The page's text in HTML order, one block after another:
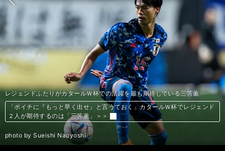
バ
2002年日韓Ｗ杯初戦。日本代表のベルギー戦メンバー
【日韓Ｗ杯から20年】熱狂の2002年ワールドカップ。日本の４試合は
「ヨーロッパの下部リーグのような試合だった」＞＞
日本がＷ杯初勝利を挙げた、ロシア戦のメンバー
【日韓Ｗ杯から20年】熱狂の2002年ワールドカップ。日本の４試合は
「ヨーロッパの下部リーグのような試合だった」＞＞
日本がグループ１位突破を決めた、チュニジア戦のメンバー
【日韓Ｗ杯から20年】2002年ワールドカップの日本の４試合。日本らし
さの否定による勝利とトルシエの謎采配＞＞
先発の２トップを変えた日本。ラウンド16のトルコ戦のメンバー
【日韓Ｗ杯から20年】2002年ワールドカップの日本の４試合。日本らし
さの否定による勝利とトルシエの謎采配＞＞
2002年日韓Ｗ杯初戦のベルギー戦で同点ゴールを決めた鈴木隆行
【日韓Ｗ杯から20年】熱狂の2002年ワールドカップ。日本の４試合は
「ヨーロッパの下部リーグのような試合だった」＞＞
photo by Rokukawa Norio
ロシア戦で決勝ゴールを決めた稲本潤一
【日韓Ｗ杯から20年】熱狂の2002年ワールドカップ。日本の４試合は
「ヨーロッパの下部リーグのような試合だった」＞＞
photo by Rokukawa Norio
フェイスガードをつけて奮闘した宮本恒靖
【日韓Ｗ杯から20年】熱狂の2002年ワールドカップ。日本の４試合は
「ヨーロッパの下部リーグのような試合だった」＞＞
photo by Rokukawa Norio
2002年日韓Ｗ杯。決勝トーナメントに進出した日本はトルコと対戦した
【日韓Ｗ杯から20年】2002年ワールドカップの日本の４試合。日本らし
さの否定による勝利とトルシエの謎采配＞＞
photo by Getty Images
チュニジア戦で決勝ゴールを決めた森島寛晃
【日韓Ｗ杯から20年】2002年ワールドカップの日本の４試合。日本らし
さの否定による勝利とトルシエの謎采配＞＞
photo by Rokukawa Norio
2002年日韓Ｗ杯で活躍が目立った11人
【日韓Ｗ杯から20年】2002年のワールドカップでベスト11人＆期待外れ
だった11人を選出。豪華に見えるのはどちらか＞＞
2002年日韓Ｗ杯で期待外れに終わった11人
【日韓Ｗ杯から20年】2002年のワールドカップでベスト11人＆期待外れ
だった11人を選出。豪華に見えるのはどちらか＞＞
2002年日韓Ｗ杯得点王のロナウド
【日韓Ｗ杯から20年】2002年のワールドカップでベスト11人＆期待外れ
だった11人を選出。豪華に見えるのはどちらか＞＞
photo by Getty Images
優勝トロフィーを掲げる、ブラジルのキャプテン・カフー
【日韓Ｗ杯から20年】2002年のワールドカップでベスト11人＆期待外れ
だった11人を選出。豪華に見えるのはどちらか＞＞
photo by Rokukawa Norio
大会MVPに選ばれた、オリバー・カーン
【日韓Ｗ杯から20年】2002年のワールドカップでベスト11人＆期待外れ
だった11人を選出。豪華に見えるのはどちらか＞＞
photo by Rokukawa Norio
ドイツを決勝まで導いたミヒャエル・バラック
【日韓Ｗ杯から20年】2002年のワールドカップでベスト11人＆期待外れ
だった11人を選出。豪華に見えるのはどちらか＞＞
photo by Rokukawa Norio
熱狂的な人気を呼んだ、デビッド・ベッカム
【日韓Ｗ杯から20年】2002年のワールドカップでベスト11人＆期待外れ
だった11人を選出。豪華に見えるのはどちらか＞＞
photo by Rokukawa Norio
韓国のベスト４躍進に貢献したアン・ジョンファン
【日韓Ｗ杯から20年】2002年のワールドカップでベスト11人＆期待外れ
だった11人を選出。豪華に見えるのはどちらか＞＞
photo by Rokukawa Norio
2002年日韓Ｗ杯はケガで活躍できなかったジダン
【日韓Ｗ杯から20年】2002年のワールドカップでベスト11人＆期待外れ
だった11人を選出。豪華に見えるのはどちらか＞＞
photo by Getty Images
活躍ができず期待外れに終わった、フランスのアンリ
【日韓Ｗ杯から20年】2002年のワールドカップでベスト11人＆期待外れ
だった11人を選出。豪華に見えるのはどちらか＞＞
photo by Rokukawa Norio
点取り屋のラウール・ゴンサレスもスペインを上位に導けなかった
【日韓Ｗ杯から20年】2002年のワールドカップでベスト11人＆期待外れ
だった11人を選出。豪華に見えるのはどちらか＞＞
photo by Rokukawa Norio
イタリアの中心として注目されたフランチェスコ・トッティ
【日韓Ｗ杯から20年】2002年のワールドカップでベスト11人＆期待外れ
だった11人を選出。豪華に見えるのはどちらか＞＞
photo by Rokukawa Norio
2002年Ｗ杯について振り返る戸田和幸氏
戸田和幸「最初は強く断った」ボランチ転向。赤髪モヒカン姿で日韓W杯
へ挑んだ理由 ＞＞
photo by Fujimaki Goh
2002年Ｗ杯初戦のベルギー戦に挑んだ日本代表。後列一番左が戸田
戸田和幸「最初は強く断った」ボランチ転向。赤髪モヒカン姿で日韓W杯
へ挑んだ理由 ＞＞
photo by AFP/AFLO
トルシエ監督の代名詞「フラット３」について語る戸田和幸氏
戸田和幸「Ｗ杯中も楽しいとか思ったことがない」。日韓Ｗ杯でエリート
とそうでない選手との差も感じていた ＞＞
photo by Fujimaki Goh
体を張ってロシアの攻撃を封じていた戸田
戸田和幸「Ｗ杯中も楽しいとか思ったことがない」。日韓Ｗ杯でエリート
とそうでない選手との差も感じていた ＞＞
photo by REUTERS/AFLO
決勝トーナメント１回戦、トルコに敗れて悔しさを露わにする戸田
トルシエ監督が奇策に出た日韓Ｗ杯のトルコ戦。戸田和幸は「今だから言
えるが、自分を代えればよかった」 ＞＞
photo by Press Association/AFLO
トルシエ監督が奇策に出た日韓Ｗ杯のトルコ戦。戸田和幸は「今だから言
えるが、自分を代えればよかった」 ＞＞
photo by Fujimaki Goh
1993年に日本で開催されたＵ－17世界選手権に出場した宮本恒靖（後列一
番右）
宮本恒靖が驚きと緊張感で「うわっ、出るのか」。初のW杯の舞台は「体
にまとわりつくような空気を感じた」＞＞
photo by AFLO
2002年日韓Ｗ杯について振り返る宮本恒靖氏
宮本恒靖が驚きと緊張感で「うわっ、出るのか」。初のW杯の舞台は「体
にまとわりつくような空気を感じた」＞＞
photo by Sano Miki
宮本恒靖が明かす「フラット３」の裏話。トルシエ監督には伝えず「微調
整」していた＞＞
photo by Sano Miki
Ｗ杯初勝利を飾ってDF陣たちと喜びを分かち合う宮本（右から２人目）
宮本恒靖が明かす「フラット３」の裏話。トルシエ監督には伝えず「微調
整」していた＞＞
photo by Getty images
宮本恒靖のトレードマークとなっていた黒マスク
「バットマン」と呼ばれた宮本恒靖。話題のフェイスガードの知られざる
真実＞＞
photo by Press Association/AFLO
「バットマン」と呼ばれた宮本恒靖。話題のフェイスガードの知られざる
真実＞＞
photo by Sano Miki
2002年Ｗ杯の得点王となったロナウド（ブラジル）
超リッチなロナウド、バイエルン復帰のカーン…2002年Ｗ杯決勝両軍の
スターたちはいま＞＞
illustration by Yamazoe Toshio
木村和司氏（左）と金田喜稔氏（右）
金田喜稔×木村和司対談「トルシエのことは好かんかったけど、言ってい
ることは正しかった」＞＞
photo by Takahashi Manabu
今や日本代表の大半が海外でプレー。レジェンドふたりは「それが日本サッ
カーの進歩の証」と口をそろえる
金田喜稔×木村和司対談「トルシエのことは好かんかったけど、言ってい
ることは正しかった」＞＞
photo by Sueishi Naoyoshi
レジェンドふたりがカタールＷ杯での活躍を最も期待している三笘薫
「ポイチに『もっと早く出せ』と言うておく」カタールＷ杯でレジェンド
２人が期待するのは「三笘薫」＞＞
photo by Sueishi Naoyoshi
木村和司氏（左）と金田喜稔氏（右）
「ポイチに『もっと早く出せ』と言うておく」カタールＷ杯でレジェンド
２人が期待するのは「三笘薫」＞＞
photo by Takahashi Manabu
日本でも多くの女性ファンにアピールしたイルハン・マンスズ（トルコ）
母国を追われたハカン・シュクル、うつ病を告白のドノバン…2002年の
人気者たちはいま＞＞
photo by AFLO
トルコ戦では西澤明訓（後列右から３番目）と三都主アレサンドロ（前列左
から２番目）の２トップで臨んだ日本代表
明神智和が明かす20年前のトルコ戦の悔恨。違う結果になったかもしれな
いワンプレー＞＞
photo by Getty Images
明神智和はトルコ戦でも体を投げ出して懸命にプレーしたが...
明神智和が20年前の日本代表の準備の甘さを吐露。「トルコ戦に向けて死
に物狂いだったかというと、ノーだと思う」＞＞
photo by Getty Images
日韓Ｗ杯で日本代表の初勝利、初のグループリーグ突破へ大いに貢献した明
神智和
明神智和が語る日本サッカーの進歩。「異常」な状態にあった20年前から
世界のスタンダードに到達した＞＞
photo by Getty Images
2002年Ｗ杯決勝の笛を吹いたピエルルイジ・コッリーナ主審（イタリア）
マイケル・オーウェン、クリスティアン・ヴィエリ、そして審判界のヒー
ローとヒールはいま＞＞
photo by Yamazoe Toshio
日韓Ｗ杯時は金髪だった当時22歳の稲本潤一
稲本潤一が20年前の日本代表メンバーを回想。バチバチのライバル関係や
中村俊輔の落選など、どう感じていたのか＞＞
photo by AFLO
中田英寿と稲本潤一は学年で３年違い
稲本潤一が振り返る日韓Ｗ杯のチーム内事情。中田英寿との関係性や「ピ
カイチ」と絶賛した選手との連係＞＞
photo by AFLO
コロナ禍を経て、スタジアムに観客が戻ってきた
産業としての日本サッカーは想像以上の成長。日韓Ｗ杯から20年でこう変
わった＞＞
photo by Sano Miki
日韓Ｗ杯で正GKを務めた楢﨑正剛
楢﨑正剛がトルシエ監督に抱いた第一印象。「馬鹿にされているような。
腹立たしく思うことは結構あった」＞＞
photo by AFLO
雨の降る宮城スタジアムでトルコ戦後の楢﨑正剛
楢﨑正剛はベルギー戦後、トルシエ監督にこっぴどく怒られた。「ケチョ
ンケチョンに言われた。だけど…」＞＞
photo by AFLO
日韓Ｗ杯における日本代表メンバーの選考について語る山本昌邦氏
山本昌邦が振り返る20年前の長い夜。2002年日韓Ｗ杯の日本代表メンバ
ーはこうして決まった＞＞
photo by Sano Miki
決勝トーナメント１回戦のトルコ戦でトルシエ監督は「奇策」を打ったが...
トルシエ監督の「奇策」の真相。山本昌邦が日韓Ｗ杯トルコ戦で三都主と
西澤明訓を抜擢した理由を明かす＞＞
photo by Getty Images
前回のロシア大会ではＷ杯８強入りへあと一歩まで迫った日本代表
山本昌邦が森保ジャパンに望むこと。「大事なのはいい選手を集めるよ
り、結束力」＞＞
photo by Getty Images
横浜国際競技場で優勝カップを掲げるブラジル代表のカフー
「なぜブラジルが世界の頂点に立つことができたのか」。あの日から20
年、チームスタッフが見た2002年W杯優勝までの道のり＞＞
photo by Reuters／AFLO
大会得点王となったロナウド。その髪型は日本では「大五郎カット」と呼ば
れた
ロナウドが準決勝前に髪型を変えた本当の理由とは？ 今、明かされる
2002年Ｗ杯優勝、ブラジル代表秘話＞＞
photo by Reuter／ AFLO
1997年のＷ杯アジア最終予選で活躍したFW岡野雅行
中村憲剛＆佐藤寿人が振り返る、思い出のワールドカップ。「岡野！なん
でパスしてるんだよ！」＞＞
photo by AFLO
2006年ドイツ大会の日本代表メンバーを発表するジーコ監督
中村憲剛と佐藤寿人がワールドカップに行けると思った時は？「タマーダ
のあとがマキじゃなくて…」＞＞
photo by AFLO
オシム監督の名言「まだ古い井戸の中に水が残っている」
中村憲剛＆佐藤寿人が語る、オシムとザッケローニ。「人生で初めて監督
に直談判しに行こうと思った」＞＞
photo by AFLO
南アフリカＷ杯のパラグアイ戦に出場した中村憲剛
中村憲剛と佐藤寿人にとってワールドカップとは？「あれを決めていれ
ば、その１点で人生が変わった」＞＞
photo by AFLO
前へ